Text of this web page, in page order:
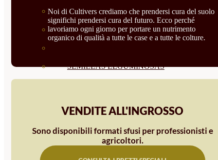
SEMILLAS TRADICIONALES
SEMILLAS BRASICAS
SEMILLAS LEGUMINOSAS
BOMBAS DE SEMILLAS
BANDEJAS Y SEMILLEROS
Noi di Cultivers crediamo che prendersi cura del suolo
significhi prendersi cura del futuro. Ecco perché
lavoriamo ogni giorno per portare un nutrimento
organico di qualità a tutte le case e a tutte le colture.
VENDITE ALL'INGROSSO
Sono disponibili formati sfusi per professionisti e
agricoltori.